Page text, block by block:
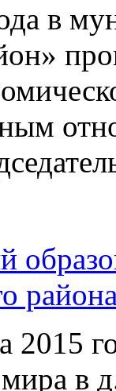
в
2015
в